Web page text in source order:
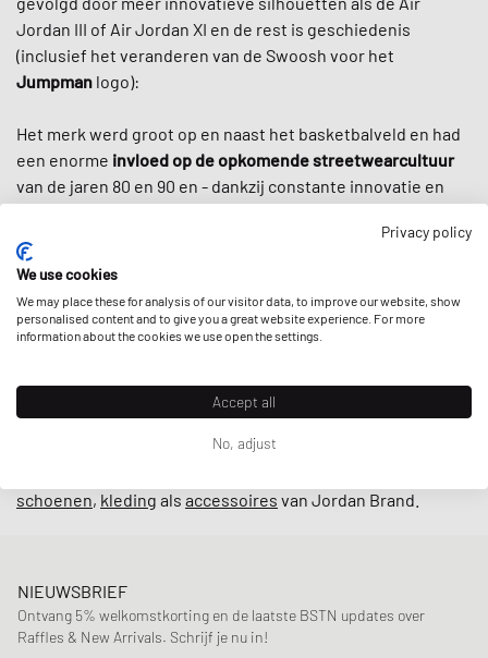
Jordan III of Air Jordan XI en de rest is geschiedenis
(inclusief het veranderen van de Swoosh voor het
Jumpman logo):
Het merk werd groot op en naast het basketbalveld en had
een enorme invloed op de opkomende streetwearcultuur
van de jaren 80 en 90 en - dankzij constante innovatie en
Tinker Hatfield
- bleef het Jordan-imperium groeien.
Tegenwoordig staat het merk bekend om veel meer dan
Jordan Brand voorziet u van uw dagelijkse dosissport- en
lifestylekleding.
En terwijl de Jumpman nog steeds alomtegenwoordig is in
de straten en op de velden, breekt het merk ook regelmatig
het internet door high profilecollabs
schoenen, kleding als accessoires van Jordan Brand.
NIEUWSBRIEF
Ontvang 5% welkomstkorting en de laatste BSTN updates over
Raffles & New Arrivals. Schrijf je nu in!
Privacy policy
We use cookies
We may place these for analysis of our visitor data, to improve our website, show
personalised content and to give you a great website experience. For more
information about the cookies we use open the settings.
Accept all
No, adjust